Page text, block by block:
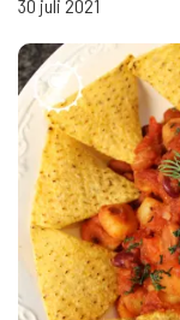
30 juli 2021